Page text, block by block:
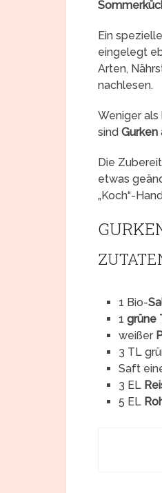
Ein
eingelegt
Arten,
nachlesen.
Weniger
sind Gurken
Die
etwas
„Koch“-
1 Bio-
1grüne
weißer
3 TL
Saft
3 EL
5 EL